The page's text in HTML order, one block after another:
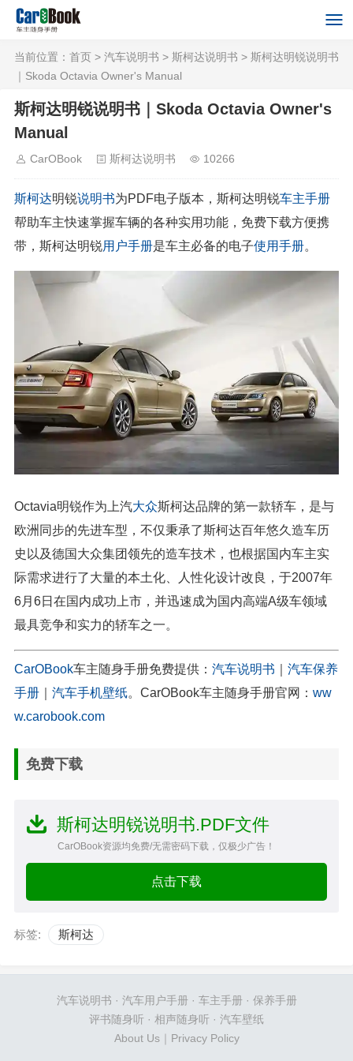
当前位置： 首页 > 汽车说明书 > 斯柯达说明书 > 斯柯达明锐说明书
｜Skoda Octavia Owner's Manual
斯柯达明锐说明书｜Skoda Octavia Owner's
Manual
CarOBook 斯柯达说明书 10266
斯柯达明锐说明书为PDF电子版本，斯柯达明锐车主手册
帮助车主快速掌握车辆的各种实用功能，免费下载方便携
带，斯柯达明锐用户手册是车主必备的电子使用手册。
Octavia明锐作为上汽大众斯柯达品牌的第一款轿车，是与
欧洲同步的先进车型，不仅秉承了斯柯达百年悠久造车历
史以及德国大众集团领先的造车技术，也根据国内车主实
际需求进行了大量的本土化、人性化设计改良，于2007年
6月6日在国内成功上市，并迅速成为国内高端A级车领域
最具竞争和实力的轿车之一。
CarOBook车主随身手册免费提供： 汽车说明书
汽车保养
手册
汽车手机壁纸。CarOBook车主随身手册官网： ww
w.carobook.com
免费下载
斯柯达明锐说明书.PDF文件
CarOBook资源均免费/无需密码下载，仅极少广告！
点击下载
标签: 斯柯达
汽车说明书 · 汽车用户手册· 车主手册· 保养手册
评书随身听 · 相声随身听 · 汽车壁纸
About Us｜ Privacy Policy